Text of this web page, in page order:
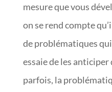
mesure que vous
on se rend compte
de problématiques
essaie de les
parfois, la